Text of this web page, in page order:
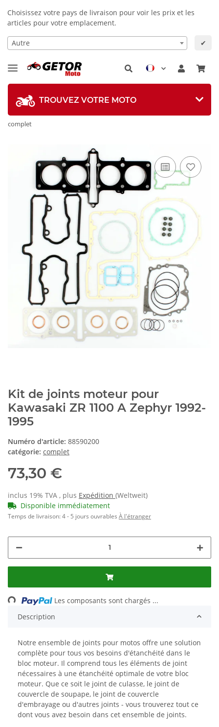
Choisissez votre pays de livraison pour voir les prix et les
articles pour votre emplacement.
Autre ✔
TROUVEZ VOTRE MOTO
complet
Kit de joints moteur pour
Kawasaki ZR 1100 A Zephyr 1992-
1995
Numéro d'article: 88590200
catégorie: complet
73,30 €
inclus 19% TVA , plus Expédition (Weltweit)
Disponible immédiatement
Temps de livraison:4 - 5 jours ouvrables À l'étranger
Loading...
Les composants sont chargés ...
Description
Notre ensemble de joints pour motos offre une solution
complète pour tous vos besoins d'étanchéité dans le
bloc moteur. Il comprend tous les éléments de joint
nécessaires à une étanchéité optimale de votre bloc
moteur. Que ce soit le joint de culasse, le joint de
couvercle de soupape, le joint de couvercle
d'embrayage ou d'autres joints - vous trouverez tout ce
dont vous avez besoin dans cet ensemble de joints.